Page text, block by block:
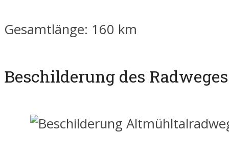
Gesamtlänge: 160 km
Beschilderung des Radweges